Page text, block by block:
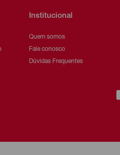
Institucional
Quem somos
Fale conosco
Dúvidas Frequentes